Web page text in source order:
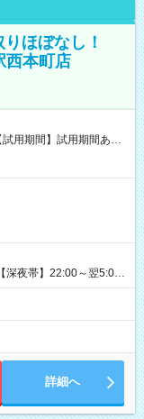
ほぼなし！
西本町店
は本採用時と同じです。
）ですが、切り上げで
深夜帯】22:00～翌5:00
までは18歳以上の方
ため） ★深夜で
ので、安心して働けま
詳細へ